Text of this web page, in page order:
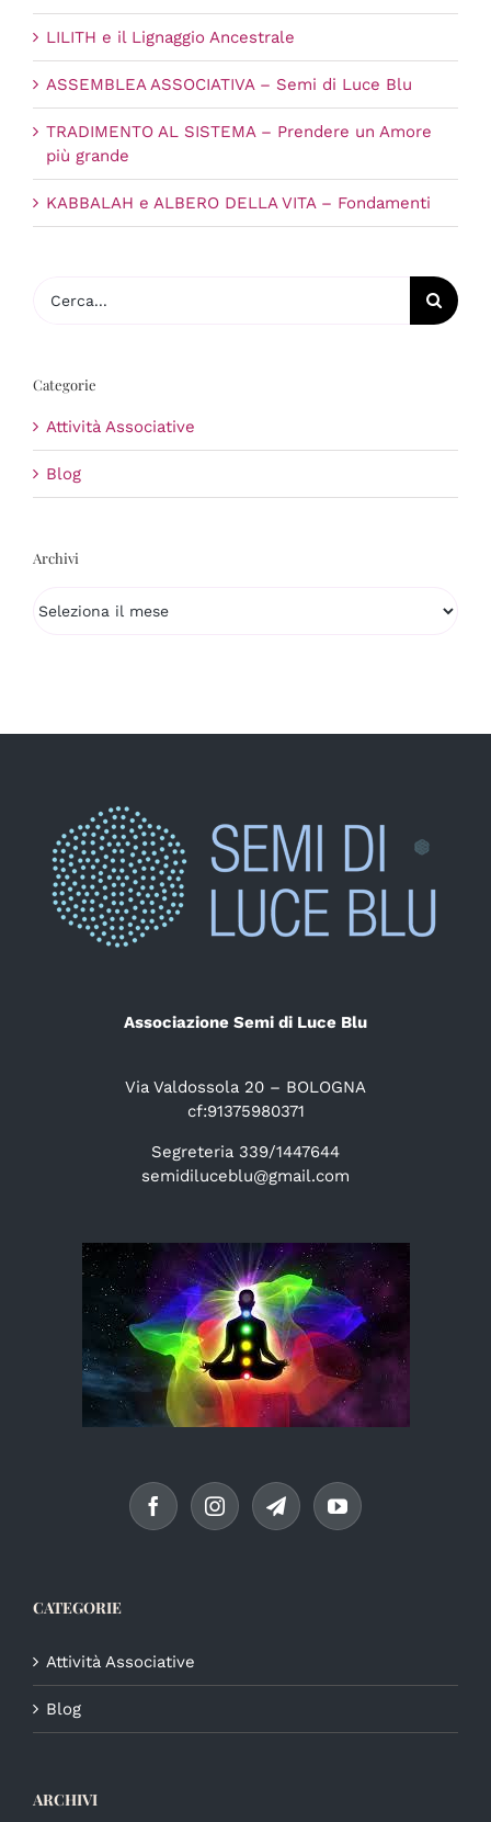
LILITH e il Lignaggio Ancestrale
ASSEMBLEA ASSOCIATIVA – Semi di Luce Blu
TRADIMENTO AL SISTEMA – Prendere un Amore
più grande
KABBALAH e ALBERO DELLA VITA – Fondamenti
per:
Categorie
Attività Associative
Blog
Archivi
Associazione Semi di Luce Blu
Via Valdossola 20 – BOLOGNA
cf:91375980371
Segreteria 339/1447644
semidiluceblu@gmail.com
CATEGORIE
Attività Associative
Blog
ARCHIVI